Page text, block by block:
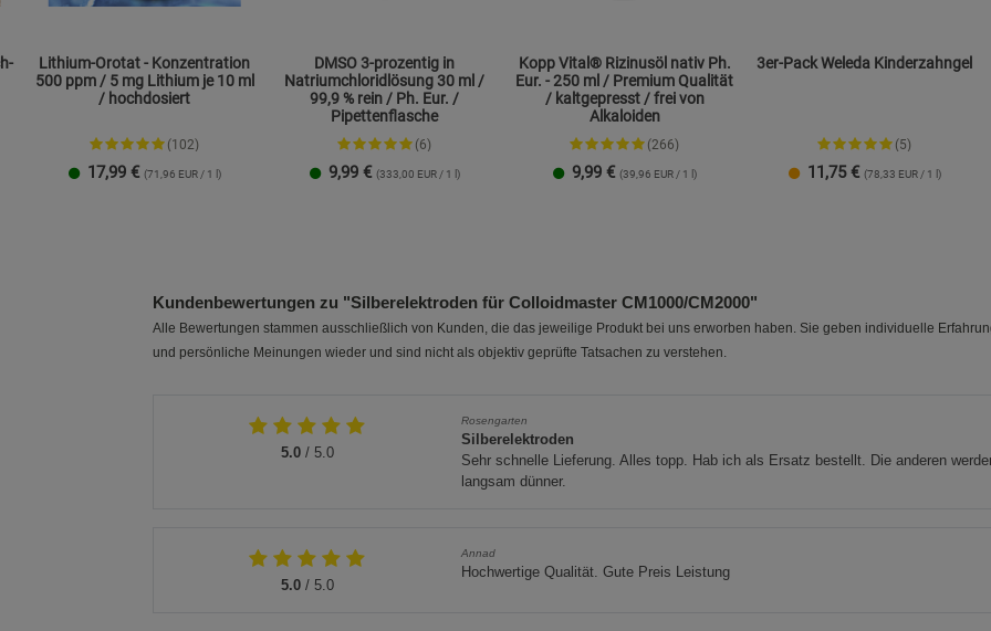
Lithium-Orotat - Konzentration
500 ppm / 5 mg Lithium je 10 ml
/ hochdosiert
(102)
17,99 € (71,96 EUR / 1 l)
DMSO 3-prozentig in
Natriumchloridlösung 30 ml /
99,9 % rein / Ph. Eur. /
Pipettenflasche
(6)
9,99 € (333,00 EUR / 1 l)
Kopp Vital® Rizinusöl nativ Ph.
Eur. - 250 ml / Premium Qualität
/ kaltgepresst / frei von
Alkaloiden
(266)
9,99 € (39,96 EUR / 1 l)
3er-Pack Weleda Kinderzahngel
(5)
11,75 € (78,33 EUR / 1 l)
Kundenbewertungen zu "Silberelektroden für Colloidmaster CM1000/CM2000"
Alle Bewertungen stammen ausschließlich von Kunden, die das jeweilige Produkt bei uns erworben haben. Sie geben individuelle
und persönliche Meinungen wieder und sind nicht als objektiv geprüfte Tatsachen zu verstehen.
5.0/ 5.0
Rosengarten
Silberelektroden
Sehr schnelle Lieferung. Alles topp. Hab ich als Ersatz bestellt. Die anderen
langsam dünner.
5.0/ 5.0
Annad
Hochwertige Qualität. Gute Preis Leistung
Cookie-Informationen
Funktionale Cookies (1) Funktionale
Beschreibung Funktionale Cookies
Statistik Cookies (2)
Beschreibung Statistik Cookies
Cookie-Informationen
Marketing Cookies (3)
Beschreibung Marketing Cookies